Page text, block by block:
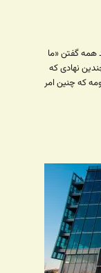
همه گفتن «ما
نهادی که
که چنین امر